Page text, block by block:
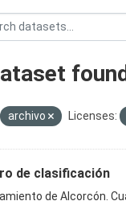
archivo Licenses:
de clasificación
de Alcorcón.